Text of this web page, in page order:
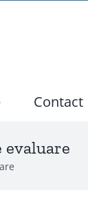
Contact